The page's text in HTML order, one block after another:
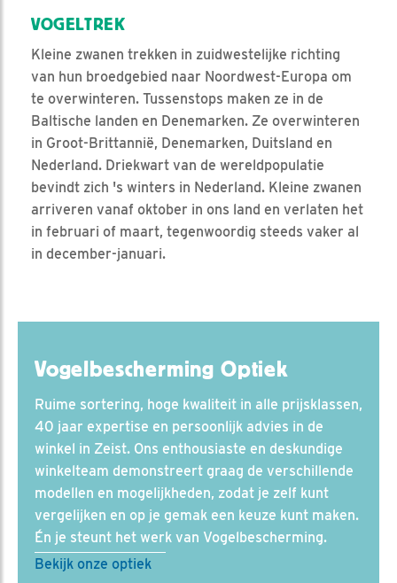
VOGELTREK
Kleine zwanen trekken in zuidwestelijke richting
van hun broedgebied naar Noordwest-Europa om
te overwinteren. Tussenstops maken ze in de
Baltische landen en Denemarken. Ze overwinteren
in Groot-Brittannië, Denemarken, Duitsland en
Nederland. Driekwart van de wereldpopulatie
bevindt zich 's winters in Nederland. Kleine zwanen
arriveren vanaf oktober in ons land en verlaten het
in februari of maart, tegenwoordig steeds vaker al
in december-januari.
Vogelbescherming Optiek
Ruime sortering, hoge kwaliteit in alle prijsklassen,
40 jaar expertise en persoonlijk advies in de
winkel in Zeist. Ons enthousiaste en deskundige
winkelteam demonstreert graag de verschillende
modellen en mogelijkheden, zodat je zelf kunt
vergelijken en op je gemak een keuze kunt maken.
Én je steunt het werk van Vogelbescherming.
Bekijk onze optiek